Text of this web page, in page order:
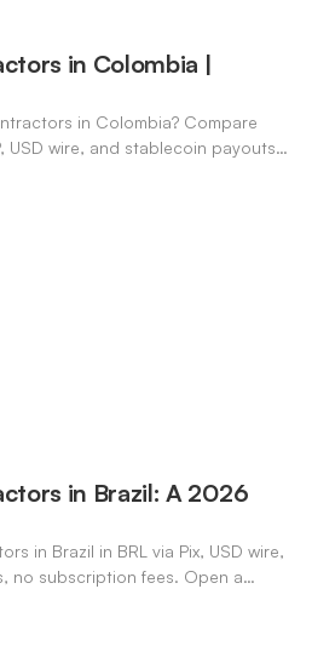
in Colombia |
in Colombia? Compare
USD wire, and stablecoin payouts.
in Brazil: A 2026
in Brazil in BRL via Pix, USD wire,
no subscription fees. Open a